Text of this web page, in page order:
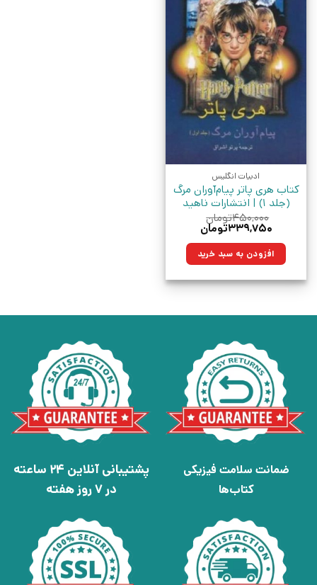
ادبیات انگلیس
کتاب هری پاتر پیام‌آوران مرگ
(جلد 1) | انتشارات ناهید
۴۵۰,۰۰۰تومان
قیمت
۴۵۰,۰۰۰تومان
بود.
۳۳۹,۷۵۰تومان
۳۳۹,۷۵۰تومان.افزودن به سبد خرید
ضمانت سلامت فیزیکی
کتاب‌ها
پشتیبانی آنلاین 24 ساعته
در 7 روز هفته